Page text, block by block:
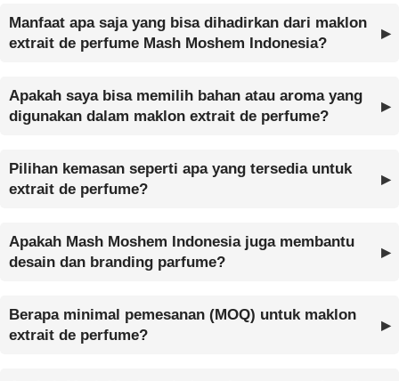
Manfaat apa saja yang bisa dihadirkan dari maklon
extrait de perfume Mash Moshem Indonesia?
Apakah saya bisa memilih bahan atau aroma yang
digunakan dalam maklon extrait de perfume?
Pilihan kemasan seperti apa yang tersedia untuk
extrait de perfume?
Apakah Mash Moshem Indonesia juga membantu
desain dan branding parfume?
Berapa minimal pemesanan (MOQ) untuk maklon
extrait de perfume?